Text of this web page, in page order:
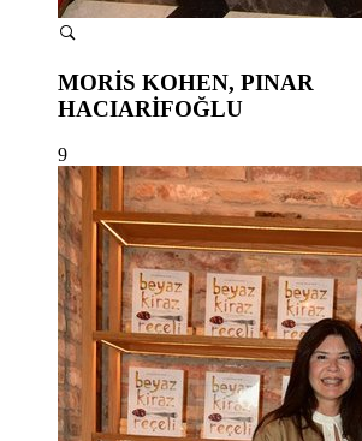
MORİS KOHEN, PINAR
HACIARİFOĞLU
9